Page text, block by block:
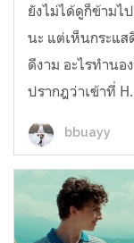
ยังไม่ได้ดูก็ข้ามไ
นะ แต่เห็นกระแส
ดีงาม อะไรทำน
ปรากฎว่าเข้าที่
bbuayy